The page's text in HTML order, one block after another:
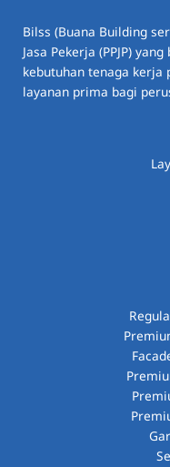
Bilss (Buana Building
Jasa Pekerja (PPJP)
kebutuhan tenaga kerja
layanan prima bagi